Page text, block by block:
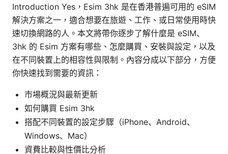
Introduction Yes，Esim 3hk 是在香港普遍可用的 eSIM
解決方案之一，適合想要在旅遊、工作、或日常使用時快
速切換網路的人。本文將帶你逐步了解什麼是 eSIM、
3hk 的 Esim 方案有哪些、怎麼購買、安裝與設定，以及
在不同裝置上的相容性與限制。內容分成以下部分，方便
你快速找到需要的資訊：
市場概況與最新更新
如何購買 Esim 3hk
搭配不同裝置的設定步驟（iPhone、Android、
Windows、Mac）
資費比較與性價比分析